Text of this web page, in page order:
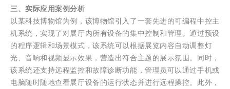
三、实际应用案例分析
以某科技博物馆为例，该博物馆引入了一套先进的可编程中控主
机系统，实现了对展厅内所有设备的集中控制和管理。通过预设
的程序逻辑和场景模式，该系统可以根据展览内容自动调整灯
光、音响和视频显示效果，营造出符合主题的展示氛围。同时，
该系统还支持远程监控和故障诊断功能，管理员可以通过手机或
电脑随时随地查看展厅设备的运行状态并进行远程操控。此外，